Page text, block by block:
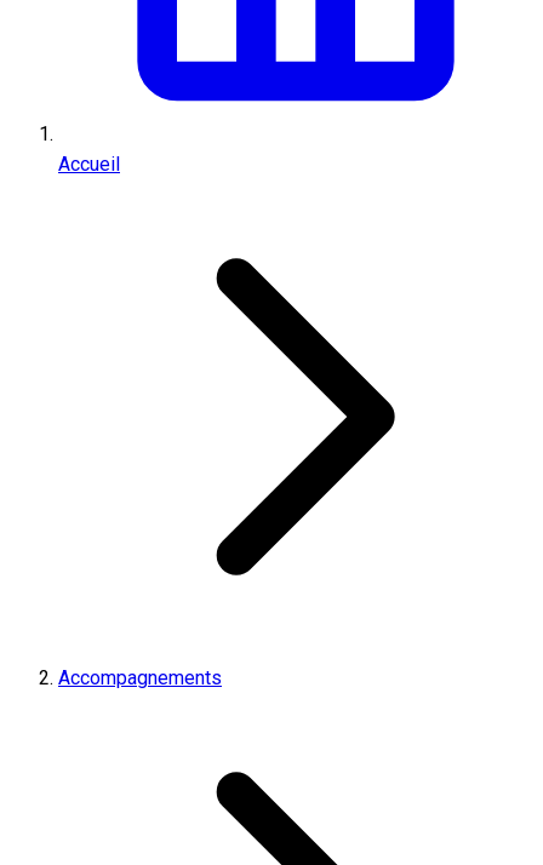
Accueil
Accompagnements